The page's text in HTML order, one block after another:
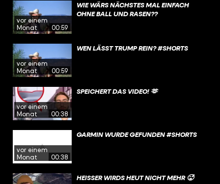
vor einem
Monat
00:59
WIE WÄRS NÄCHSTES MAL EINFACH
OHNE BALL UND RASEN??
vor einem
Monat
00:59
WEN LÄSST TRUMP REIN? #SHORTS
vor einem
Monat
00:38
SPEICHERT DAS VIDEO! 🫶
vor einem
Monat
00:38
GARMIN WURDE GEFUNDEN #SHORTS
HEISSER WIRDS HEUT NICHT MEHR 🥵